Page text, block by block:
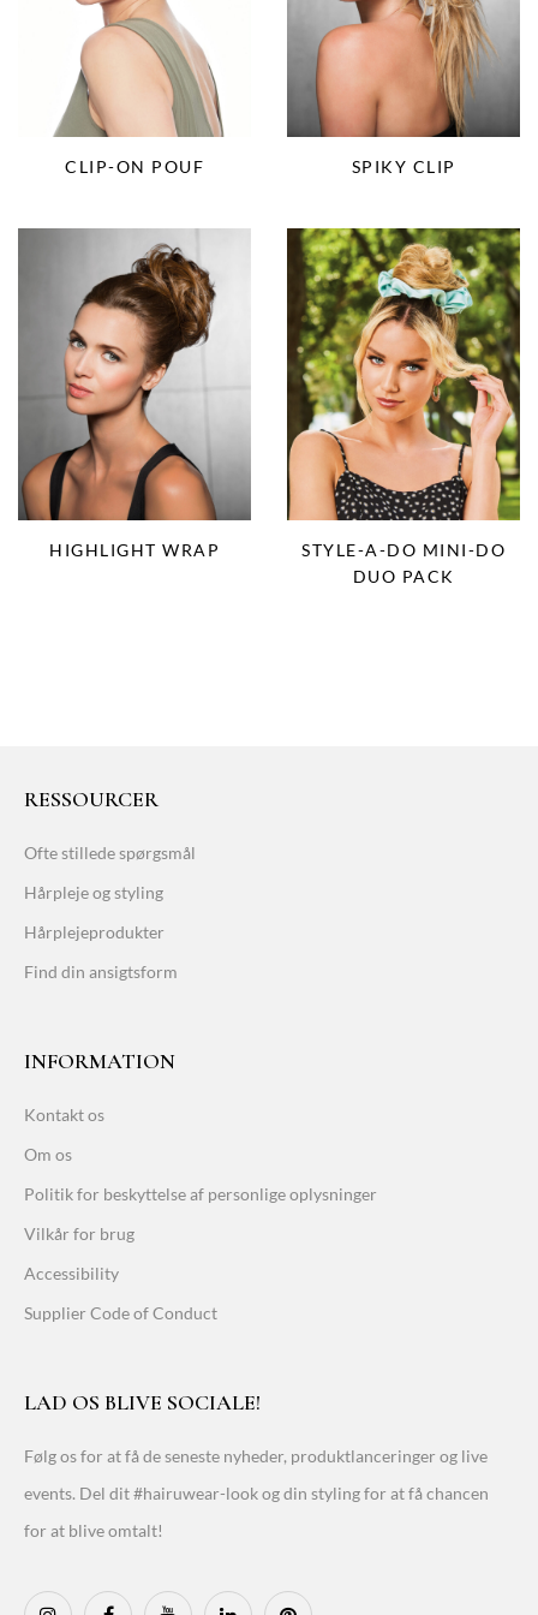
CLIP-ON POUF SPIKY CLIP
HIGHLIGHT WRAP
STYLE-A-DO MINI-DO
DUO PACK
RESSOURCER
Ofte stillede spørgsmål
Hårpleje og styling
Hårplejeprodukter
Find din ansigtsform
INFORMATION
Kontakt os
Om os
Politik for beskyttelse af personlige oplysninger
Vilkår for brug
Accessibility
Supplier Code of Conduct
LAD OS BLIVE SOCIALE!
Følg os for at få de seneste nyheder, produktlanceringer og live
events. Del dit #hairuwear-look og din styling for at få chancen
for at blive omtalt!